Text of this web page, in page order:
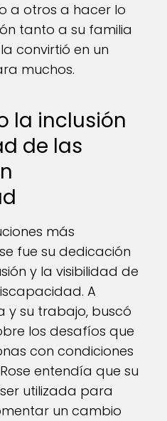
a otros a hacer lo
tanto a su familia
convirtió en un
muchos.
la inclusión
de las
más
fue su dedicación
y la visibilidad de
A
y su trabajo, buscó
los desafíos que
con condiciones
entendía que su
utilizada para
un cambio